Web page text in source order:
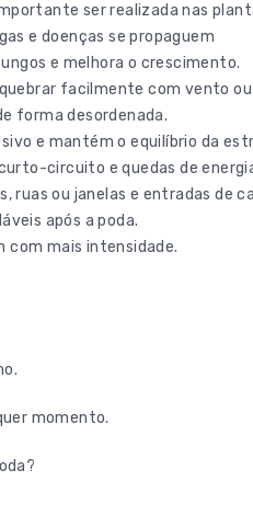
ser realizada nas
e doenças se propaguem
e melhora o crescimento.
facilmente com vento ou
forma desordenada.
e mantém o equilíbrio da
circuito e quedas de
ruas ou janelas e entradas de
após a poda.
com mais intensidade.
momento.